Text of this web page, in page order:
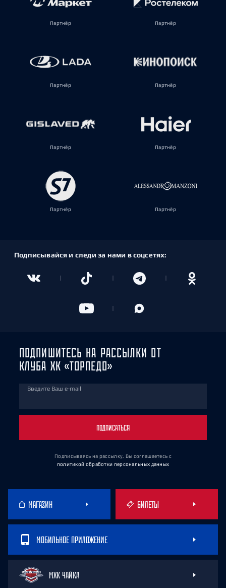
Партнёр Партнёр
Партнёр Партнёр
Партнёр Партнёр
Партнёр Партнёр
Подписывайся и следи за нами в соцсетях:
ПОДПИШИТЕСЬ НА РАССЫЛКИ ОТ
КЛУБА ХК «ТОРПЕДО»
Введите Ваш e-mail
ПОДПИСАТЬСЯ
Подписываясь на рассылку, Вы соглашаетесь с
политикой обработки персональных данных
МАГАЗИН БИЛЕТЫ
МОБИЛЬНОЕ ПРИЛОЖЕНИЕ
МХК ЧАЙКА